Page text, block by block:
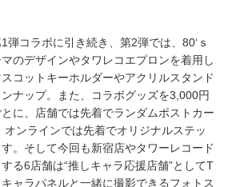
コラボに引き続き、第2弾では、80‘ｓ
のデザインやタワレコエプロンを着用し
コットキーホルダーやアクリルスタンド
ナップ。また、コラボグッズを3,000円
とに、店舗では先着でランダムポストカー
オンラインでは先着でオリジナルステッ
。そして今回も新宿店やタワーレコード
る6店舗は“推しキャラ応援店舗”としてT
ャラパネルと一緒に撮影できるフォトス